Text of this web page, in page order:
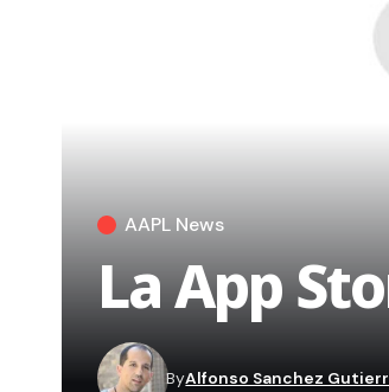
AAPL News
La App
ByAlfonso Sanchez